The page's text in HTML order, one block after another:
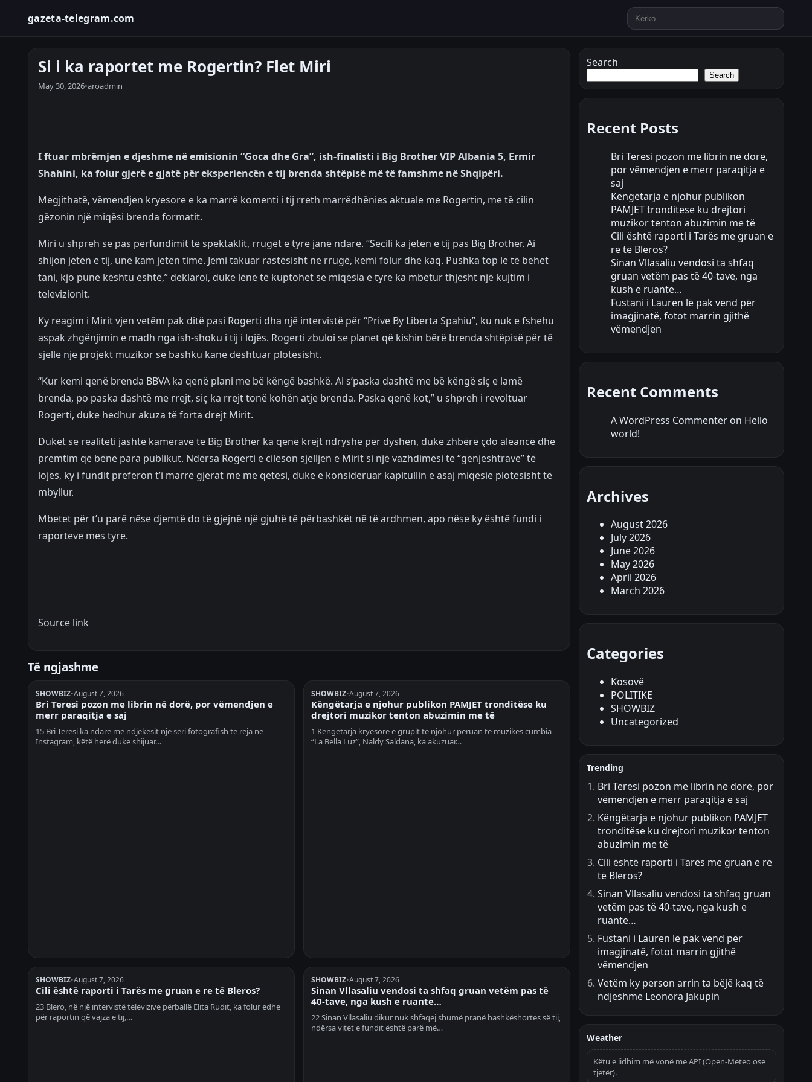
gazeta-telegram.com
Si i ka raportet me Rogertin? Flet Miri
May 30, 2026•aroadmin
I ftuar mbrëmjen e djeshme në emisionin “Goca dhe Gra”, ish-finalisti i Big Brother VIP Albania 5, Ermir
Shahini, ka folur gjerë e gjatë për eksperiencën e tij brenda shtëpisë më të famshme në Shqipëri.
Megjithatë, vëmendjen kryesore e ka marrë komenti i tij rreth marrëdhënies aktuale me Rogertin, me të cilin
gëzonin një miqësi brenda formatit.
Miri u shpreh se pas përfundimit të spektaklit, rrugët e tyre janë ndarë. “Secili ka jetën e tij pas Big Brother. Ai
shijon jetën e tij, unë kam jetën time. Jemi takuar rastësisht në rrugë, kemi folur dhe kaq. Pushka top le të bëhet
tani, kjo punë kështu është,” deklaroi, duke lënë të kuptohet se miqësia e tyre ka mbetur thjesht një kujtim i
televizionit.
Ky reagim i Mirit vjen vetëm pak ditë pasi Rogerti dha një intervistë për “Prive By Liberta Spahiu”, ku nuk e fshehu
aspak zhgënjimin e madh nga ish-shoku i tij i lojës. Rogerti zbuloi se planet që kishin bërë brenda shtëpisë për të
sjellë një projekt muzikor së bashku kanë dështuar plotësisht.
“Kur kemi qenë brenda BBVA ka qenë plani me bë këngë bashkë. Ai s’paska dashtë me bë këngë siç e lamë
brenda, po paska dashtë me rrejt, siç ka rrejt tonë kohën atje brenda. Paska qenë kot,” u shpreh i revoltuar
Rogerti, duke hedhur akuza të forta drejt Mirit.
Duket se realiteti jashtë kamerave të Big Brother ka qenë krejt ndryshe për dyshen, duke zhbërë çdo aleancë dhe
premtim që bënë para publikut. Ndërsa Rogerti e cilëson sjelljen e Mirit si një vazhdimësi të “gënjeshtrave” të
lojës, ky i fundit preferon t’i marrë gjerat më me qetësi, duke e konsideruar kapitullin e asaj miqësie plotësisht të
mbyllur.
Mbetet për t’u parë nëse djemtë do të gjejnë një gjuhë të përbashkët në të ardhmen, apo nëse ky është fundi i
raporteve mes tyre.
Source link
Të ngjashme
SHOWBIZ•August 7, 2026
Bri Teresi pozon me librin në dorë, por vëmendjen e
merr paraqitja e saj
15 Bri Teresi ka ndarë me ndjekësit një seri fotografish të reja në
Instagram, këtë herë duke shijuar…
SHOWBIZ•August 7, 2026
Këngëtarja e njohur publikon PAMJET tronditëse ku
drejtori muzikor tenton abuzimin me të
1 Këngëtarja kryesore e grupit të njohur peruan të muzikës cumbia
“La Bella Luz”, Naldy Saldana, ka akuzuar…
SHOWBIZ•August 7, 2026
Cili është raporti i Tarës me gruan e re të Bleros?
23 Blero, në një intervistë televizive përballë Elita Rudit, ka folur edhe
për raportin që vajza e tij,…
SHOWBIZ•August 7, 2026
Sinan Vllasaliu vendosi ta shfaq gruan vetëm pas të
40-tave, nga kush e ruante…
22 Sinan Vllasaliu dikur nuk shfaqej shumë pranë bashkëshortes së tij,
ndërsa vitet e fundit është parë më…
Search
Search
Recent Posts
Bri Teresi pozon me librin në dorë,
por vëmendjen e merr paraqitja e
saj
Këngëtarja e njohur publikon
PAMJET tronditëse ku drejtori
muzikor tenton abuzimin me të
Cili është raporti i Tarës me gruan e
re të Bleros?
Sinan Vllasaliu vendosi ta shfaq
gruan vetëm pas të 40-tave, nga
kush e ruante…
Fustani i Lauren lë pak vend për
imagjinatë, fotot marrin gjithë
vëmendjen
Recent Comments
A WordPress Commenter on Hello
world!
Archives
August 2026
July 2026
June 2026
May 2026
April 2026
March 2026
Categories
Kosovë
POLITIKË
SHOWBIZ
Uncategorized
Trending
Bri Teresi pozon me librin në dorë, por
vëmendjen e merr paraqitja e saj
Këngëtarja e njohur publikon PAMJET
tronditëse ku drejtori muzikor tenton
abuzimin me të
Cili është raporti i Tarës me gruan e re
të Bleros?
Sinan Vllasaliu vendosi ta shfaq gruan
vetëm pas të 40-tave, nga kush e
ruante…
Fustani i Lauren lë pak vend për
imagjinatë, fotot marrin gjithë
vëmendjen
Vetëm ky person arrin ta bëjë kaq të
ndjeshme Leonora Jakupin
Weather
Këtu e lidhim më vonë me API (Open-Meteo ose
tjetër).